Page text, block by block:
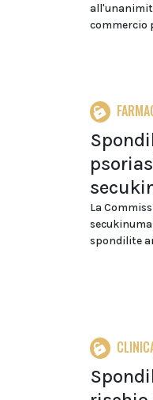
commercio
La
spondilite